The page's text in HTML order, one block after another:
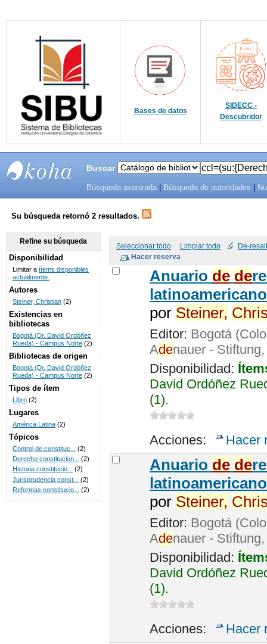
Bases de datos
SIDECC -
Descubridor
SISTEMAS
DE
BIBLIOTECAS
UNICOC
Buscar
Búsqueda avanzada Búsqueda de autoridades
Su búsqueda retornó 2 resultados.
Seleccionar todo Limpiar todo De-
Anuario de de
por Steiner,
Editor: Bogotá
Adenauer -
Disponibilidad:
David Ordóñez
(1).
Acciones: Hacer
Anuario de de
por Steiner,
Editor: Bogotá
Adenauer -
Disponibilidad:
David Ordóñez
(1).
Acciones: Hacer
Refine su búsqueda
Disponibilidad
Limitar a ítems disponibles
actualmente.
Autores
Steiner, Christian (2)
Existencias en
bibliotecas
Bogotá (Dr. David Ordóñez
Rueda) - Campus Norte (2)
Bibliotecas de origen
Bogotá (Dr. David Ordóñez
Rueda) - Campus Norte (2)
Tipos de ítem
Libro (2)
Lugares
América Latina (2)
Tópicos
Control de constituc...
(2)
Derecho constitucion...
(2)
Historia constitucio... (2)
Jurisprudencia const...
(2)
Reformas constitucio...
(2)